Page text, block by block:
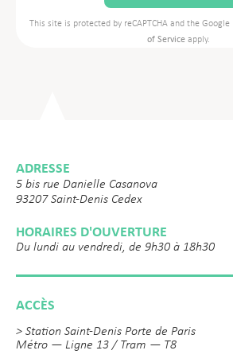
This site is protected by reCAPTCHA and the Google
of Serviceapply.
ADRESSE
5 bis rue Danielle Casanova
93207 Saint-Denis Cedex
HORAIRES D'OUVERTURE
Du lundi au vendredi, de 9h30 à 18h30
ACCÈS
> Station Saint-Denis Porte de Paris
Métro — Ligne 13 / Tram — T8